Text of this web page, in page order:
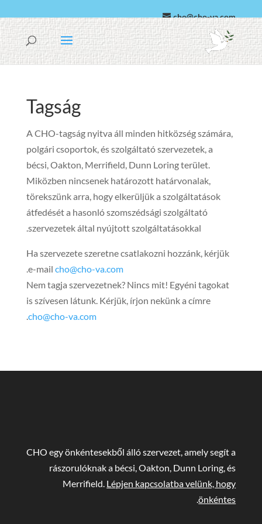
cho@cho-va.com
arab
español
Tagság
A CHO-tagság nyitva áll minden hitközség számára,
polgári csoportok, és szolgáltató szervezetek, a
bécsi, Oakton, Merrifield, Dunn Loring terület.
Miközben nincsenek határozott határvonalak,
törekszünk arra, hogy elkerüljük a szolgáltatások
átfedését a hasonló szomszédsági szolgáltató
szervezetek által nyújtott szolgáltatásokkal.
Ha szervezete szeretne csatlakozni hozzánk, kérjük
e-mail cho@cho-va.com
.
Nem tagja szervezetnek? Nincs mit! Egyéni tagokat
is szívesen látunk. Kérjük, írjon nekünk a címre
cho@cho-va.com
.
CHO egy önkéntesekből álló szervezet, amely segít a
rászorulóknak a bécsi, Oakton, Dunn Loring, és
Merrifield. Lépjen kapcsolatba velünk, hogy
önkéntes
.